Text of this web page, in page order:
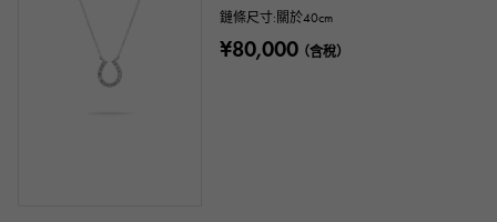
鏈條尺寸:關於40cm
¥80,000（含稅）